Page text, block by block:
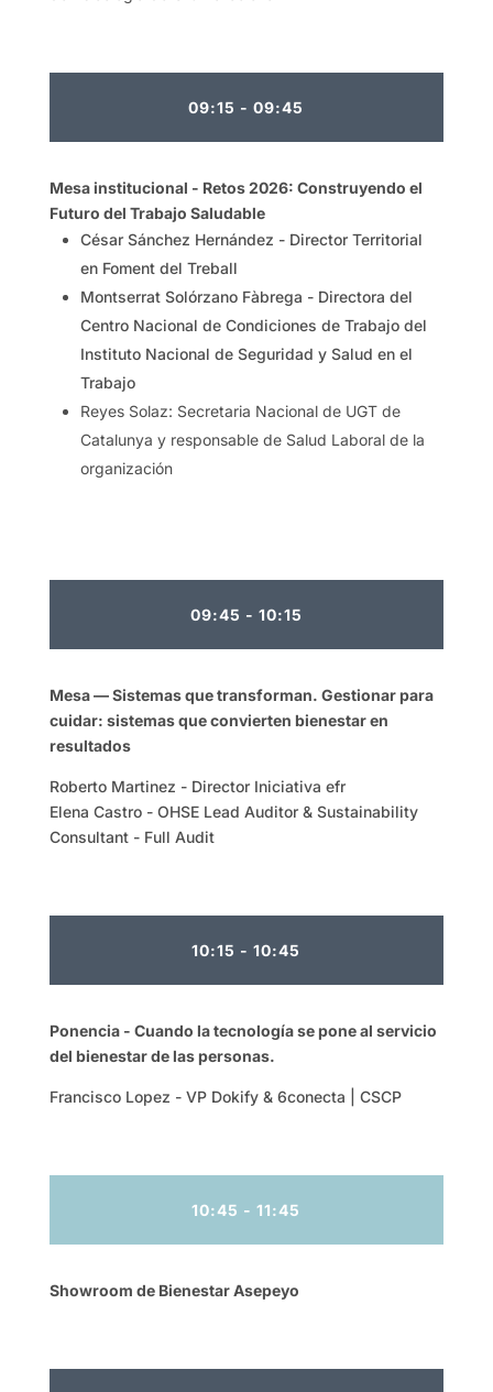
09:15 - 09:45
Mesa institucional - Retos 2026: Construyendo el
Futuro del Trabajo Saludable
César Sánchez Hernández - Director Territorial
en Foment del Treball
Montserrat Solórzano Fàbrega - Directora del
Centro Nacional de Condiciones de Trabajo del
Instituto Nacional de Seguridad y Salud en el
Trabajo
Reyes Solaz: Secretaria Nacional de UGT de
Catalunya y responsable de Salud Laboral de la
organización
09:45 - 10:15
Mesa — Sistemas que transforman. Gestionar para
cuidar: sistemas que convierten bienestar en
resultados
Roberto Martinez - Director Iniciativa efr
Elena Castro - OHSE Lead Auditor & Sustainability
Consultant - Full Audit
10:15 - 10:45
Ponencia - Cuando la tecnología se pone al servicio
del bienestar de las personas.
Francisco Lopez - VP Dokify & 6conecta | CSCP
10:45 - 11:45
Showroom de Bienestar Asepeyo